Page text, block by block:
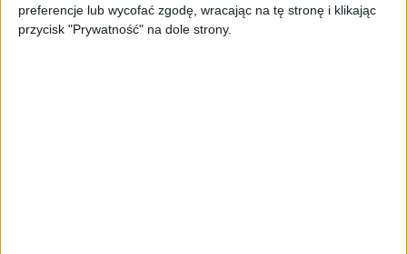
preferencje lub wycofać zgodę, wracając na tę stronę i klikając
przycisk "Prywatność" na dole strony.
TOPKoronawirus · 22 kwi 2021